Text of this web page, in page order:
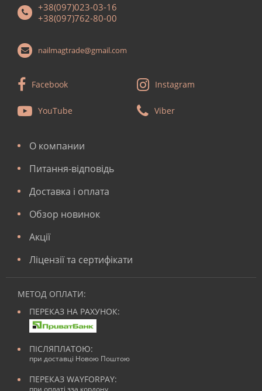
+38(097)023-03-16
+38(097)762-80-00
nailmagtrade@gmail.com
Facebook Instagram
YouTube Viber
О компании
Питання-відповідь
Доставка і оплата
Обзор новинок
Акції
Ліцензії та сертифікати
МЕТОД ОПЛАТИ:
ПЕРЕКАЗ НА РАХУНОК:
ПІСЛЯПЛАТОЮ:
при доставці Новою Поштою
ПЕРЕКАЗ WAYFORPAY:
при оплаті зза кордону